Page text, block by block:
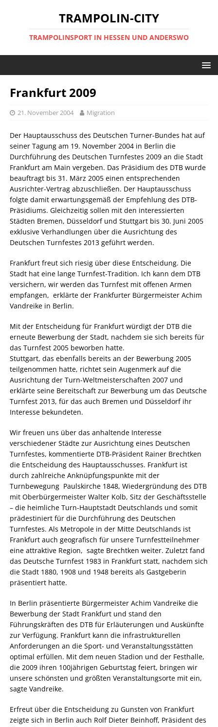
TRAMPOLIN-CITY
TRAMPOLINSPORT IN HESSEN UND ANDERSWO
Frankfurt 2009
21. November 2004 Migration
Der Hauptausschuss des Deutschen Turner-Bundes hat auf
seiner Tagung am 19. November 2004 in Berlin die
Durchführung des Deutschen Turnfestes 2009 an die Stadt
Frankfurt am Main vergeben. Das Präsidium des DTB wurde
beauftragt bis 31. März 2005 einen entsprechenden
Ausrichter-Vertrag abzuschließen. Der Hauptausschuss
folgte damit erwartungsgemäß der Empfehlung des DTB-
Präsidiums. Gleichzeitig sollen mit den interessierten
Städten Bremen, Düsseldorf und Stuttgart bis 30. Juni 2005
exklusive Verhandlungen über die Ausrichtung des
Deutschen Turnfestes 2013 geführt werden.
Frankfurt freut sich riesig über diese Entscheidung. Die
Stadt hat eine lange Turnfest-Tradition. Ich kann dem DTB
versichern, wir werden das Turnfest mit offenen Armen
empfangen,  erklärte der Frankfurter Bürgermeister Achim
Vandreike in Berlin.
Mit der Entscheidung für Frankfurt würdigt der DTB die
erneute Bewerbung der Stadt, nachdem sie sich bereits für
das Turnfest 2005 beworben hatte.
Stuttgart, das ebenfalls bereits an der Bewerbung 2005
teilgenommen hatte, richtet sein Augenmerk auf die
Ausrichtung der Turn-Weltmeisterschaften 2007 und
erklärte seine Bereitschaft zur Bewerbung um das Deutsche
Turnfest 2013, für das auch Bremen und Düsseldorf ihr
Interesse bekundeten.
Wir freuen uns über das anhaltende Interesse
verschiedener Städte zur Ausrichtung eines Deutschen
Turnfestes, kommentierte DTB-Präsident Rainer Brechtken
die Entscheidung des Hauptausschusses. Frankfurt ist
durch zahlreiche Anknüpfungspunkte mit der
Turnbewegung  Paulskirche 1848, Wiedergründung des DTB
mit Oberbürgermeister Walter Kolb, Sitz der Geschäftsstelle
– die heimliche Turn-Hauptstadt Deutschlands und somit
prädestiniert für die Durchführung des Deutschen
Turnfestes. Als Metropole in der Mitte Deutschlands ist
Frankfurt auch geografisch für unsere Turnfestteilnehmer
eine attraktive Region,  sagte Brechtken weiter. Zuletzt fand
das Deutsche Turnfest 1983 in Frankfurt statt, nachdem sich
die Stadt 1880, 1908 und 1948 bereits als Gastgeberin
präsentiert hatte.
In Berlin präsentierte Bürgermeister Achim Vandreike die
Bewerbung der Stadt Frankfurt und stand den
Führungskräften des DTB für Erläuterungen und Auskünfte
zur Verfügung. Frankfurt kann die infrastrukturellen
Anforderungen an die Sport- und Veranstaltungsstätten
optimal erfüllen. Mit dem neuen Stadion und der Festhalle,
die 2009 ihren 100jährigen Geburtstag feiert, bringen wir
unsere schönsten und größten Veranstaltungsorte mit ein, 
sagte Vandreike.
Erfreut über die Entscheidung zu Gunsten von Frankfurt
zeigte sich in Berlin auch Rolf Dieter Beinhoff, Präsident des